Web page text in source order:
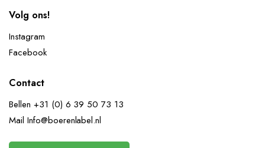
Volg ons!
Instagram
Facebook
Contact
Bellen +31 (0) 6 39 50 73 13
Mail Info@boerenlabel.nl